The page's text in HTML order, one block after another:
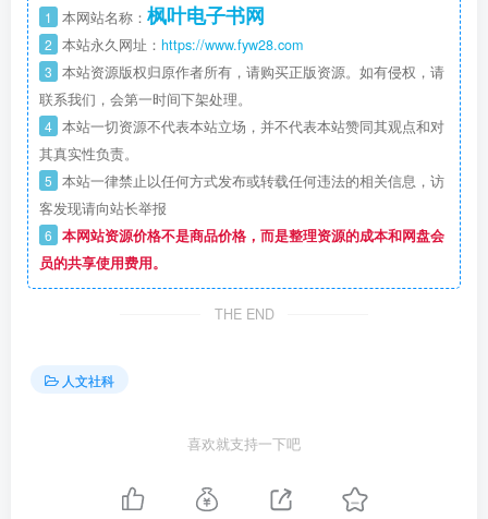
1 本网站名称： 枫叶电子书网
2 本站永久网址： https://www.fyw28.com
3 本站资源版权归原作者所有，请购买正版资源。如有侵权，请
联系我们，会第一时间下架处理。
4 本站一切资源不代表本站立场，并不代表本站赞同其观点和对
其真实性负责。
5 本站一律禁止以任何方式发布或转载任何违法的相关信息，访
客发现请向站长举报
6 本网站资源价格不是商品价格，而是整理资源的成本和网盘会
员的共享使用费用。
THE END
人文社科
喜欢就支持一下吧